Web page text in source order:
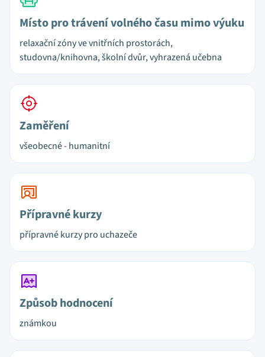
Místo pro trávení volného času mimo výuku
relaxační zóny ve vnitřních prostorách,
studovna/knihovna, školní dvůr, vyhrazená učebna
Zaměření
všeobecné - humanitní
Přípravné kurzy
přípravné kurzy pro uchazeče
Způsob hodnocení
známkou